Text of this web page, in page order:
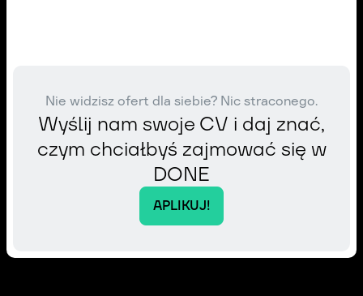
Nie widzisz ofert dla siebie? Nic straconego.
Wyślij nam swoje CV i daj znać,
czym chciałbyś zajmować się w
DONE
APLIKUJ!